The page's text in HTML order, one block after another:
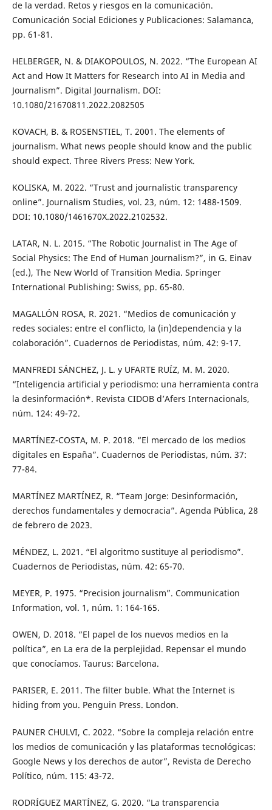
de la verdad. Retos y riesgos en la comunicación.
Comunicación Social Ediciones y Publicaciones: Salamanca,
pp. 61-81.
HELBERGER, N. & DIAKOPOULOS, N. 2022. “The European AI
Act and How It Matters for Research into AI in Media and
Journalism”. Digital Journalism. DOI:
10.1080/21670811.2022.2082505
KOVACH, B. & ROSENSTIEL, T. 2001. The elements of
journalism. What news people should know and the public
should expect. Three Rivers Press: New York.
KOLISKA, M. 2022. “Trust and journalistic transparency
online”. Journalism Studies, vol. 23, núm. 12: 1488-1509.
DOI: 10.1080/1461670X.2022.2102532.
LATAR, N. L. 2015. “The Robotic Journalist in The Age of
Social Physics: The End of Human Journalism?”, in G. Einav
(ed.), The New World of Transition Media. Springer
International Publishing: Swiss, pp. 65-80.
MAGALLÓN ROSA, R. 2021. “Medios de comunicación y
redes sociales: entre el conflicto, la (in)dependencia y la
colaboración”. Cuadernos de Periodistas, núm. 42: 9-17.
MANFREDI SÁNCHEZ, J. L. y UFARTE RUÍZ, M. M. 2020.
“Inteligencia artificial y periodismo: una herramienta contra
la desinformación*. Revista CIDOB d’Afers Internacionals,
núm. 124: 49-72.
MARTÍNEZ-COSTA, M. P. 2018. “El mercado de los medios
digitales en España”. Cuadernos de Periodistas, núm. 37:
77-84.
MARTÍNEZ MARTÍNEZ, R. “Team Jorge: Desinformación,
derechos fundamentales y democracia”. Agenda Pública, 28
de febrero de 2023.
MÉNDEZ, L. 2021. “El algoritmo sustituye al periodismo”.
Cuadernos de Periodistas, núm. 42: 65-70.
MEYER, P. 1975. “Precision journalism”. Communication
Information, vol. 1, núm. 1: 164-165.
OWEN, D. 2018. “El papel de los nuevos medios en la
política”, en La era de la perplejidad. Repensar el mundo
que conocíamos. Taurus: Barcelona.
PARISER, E. 2011. The filter buble. What the Internet is
hiding from you. Penguin Press. London.
PAUNER CHULVI, C. 2022. “Sobre la compleja relación entre
los medios de comunicación y las plataformas tecnológicas:
Google News y los derechos de autor”, Revista de Derecho
Político, núm. 115: 43-72.
RODRÍGUEZ MARTÍNEZ, G. 2020. “La transparencia